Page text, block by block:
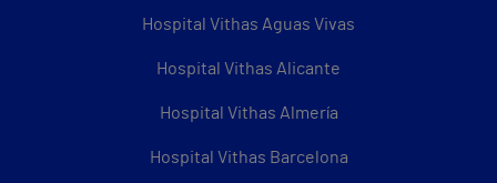
Hospital Vithas Aguas Vivas
Hospital Vithas Alicante
Hospital Vithas Almería
Hospital Vithas Barcelona